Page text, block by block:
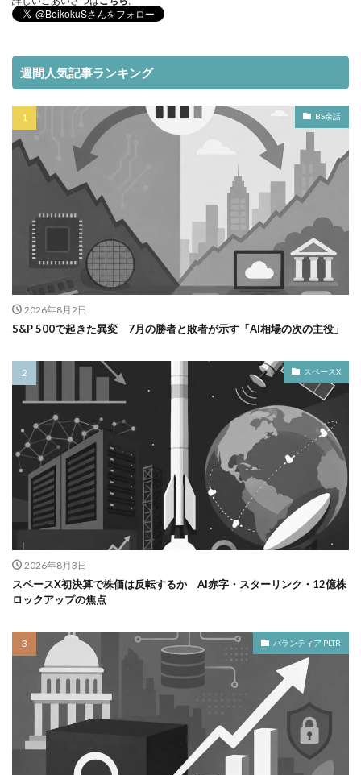
週間人気記事ランキング
BS余話
2026年8月2日
S&P 500で起きた異変 7月の勝者と敗者が示す「AI相場の次の主役」
スペースX
2026年8月3日
スペースX初決算で株価は反転するか AI赤字・スターリンク・12億株
ロックアップの焦点
パランティア PLTR